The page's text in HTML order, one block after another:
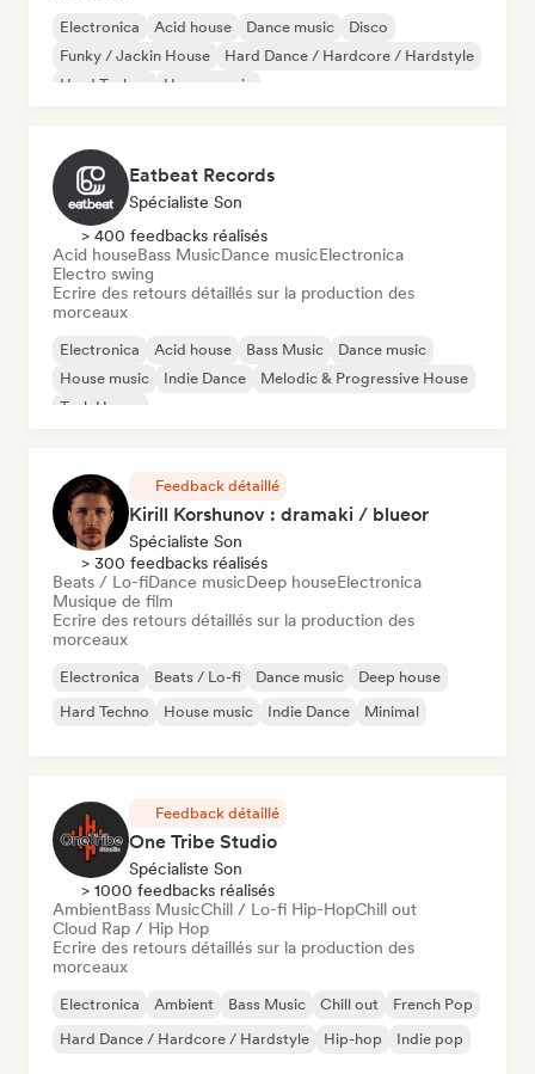
Electronica Acid house Dance music
Disco
Funky / Jackin House
Hard Dance / Hardcore / Hardstyle
Hard Techno
House music
Eatbeat Records
Spécialiste Son
> 400 feedbacks réalisés
Acid houseBass MusicDance musicElectronica
Electro swing
Ecrire des retours détaillés sur la production des
morceaux
Electronica Acid house Bass Music
Dance music
House music
Indie Dance
Melodic & Progressive House
Tech House
Feedback détaillé
Kirill Korshunov : dramaki / blueor
Spécialiste Son
> 300 feedbacks réalisés
Beats / Lo-fiDance musicDeep houseElectronica
Musique de film
Ecrire des retours détaillés sur la production des
morceaux
Electronica Beats / Lo-fi Dance music
Deep house
Hard Techno
House music Indie Dance Minimal
Feedback détaillé
One Tribe Studio
Spécialiste Son
> 1000 feedbacks réalisés
AmbientBass MusicChill / Lo-fi Hip-HopChill out
Cloud Rap / Hip Hop
Ecrire des retours détaillés sur la production des
morceaux
Electronica Ambient Bass Music Chill out
French Pop
Hard Dance / Hardcore / Hardstyle
Hip-hop Indie pop